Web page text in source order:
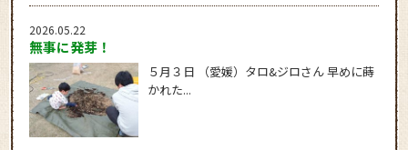
2026.05.22
無事に発芽！
５月３日 （愛媛）タロ&ジロさん 早めに蒔
かれた...